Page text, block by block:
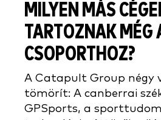
MILYEN MÁS
TARTOZNAK MÉG
CSOPORTHOZ?
A Catapult Group négy
tömörít: A canberrai
GPSports, a